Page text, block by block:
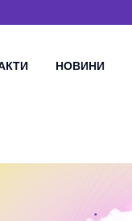
НОВИНИ